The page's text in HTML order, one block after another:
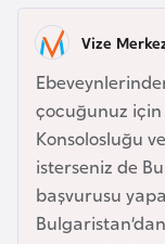
Vize
çocuğunuz için
Konsolosluğu
isterseniz de
başvurusu
a
y
c
n
B
a